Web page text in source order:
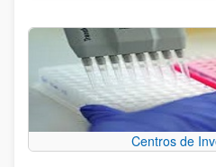
Centros de